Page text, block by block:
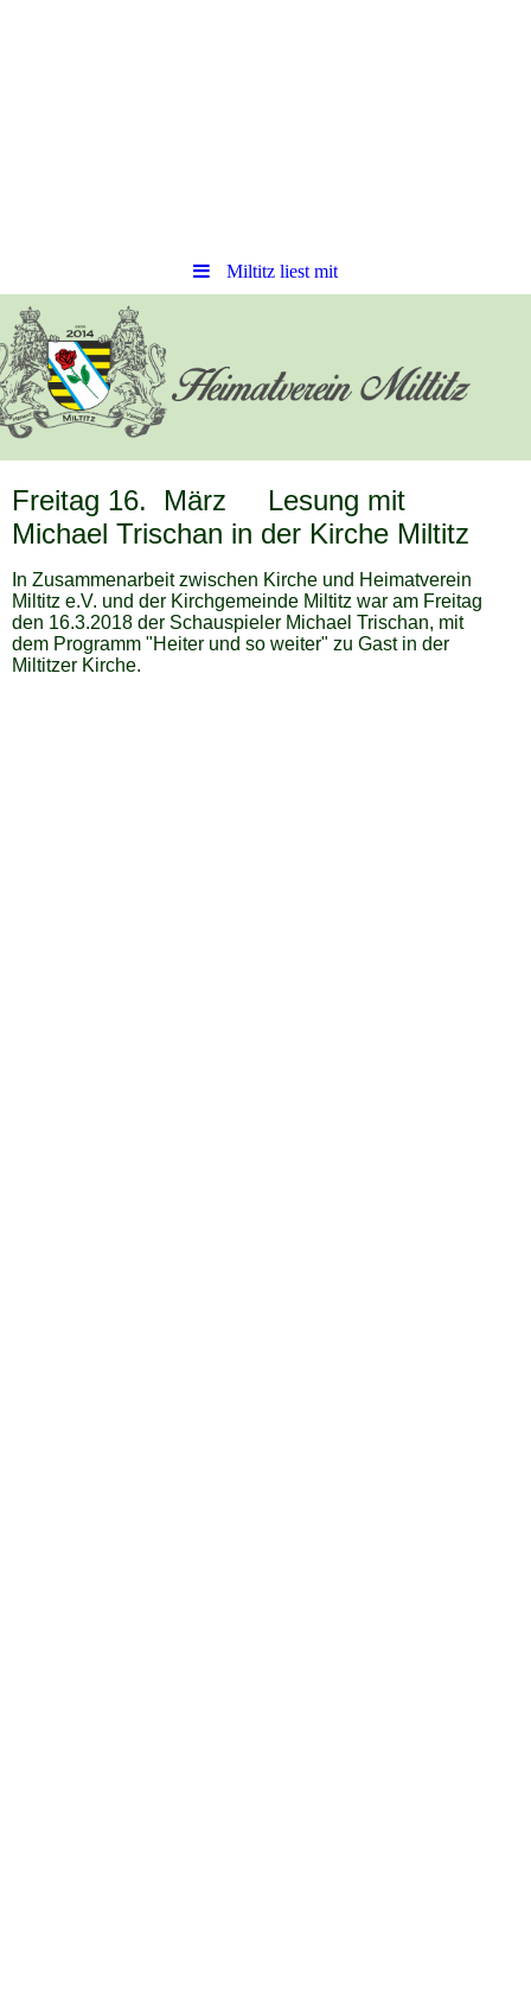
Miltitz liest mit
Freitag 16. März Lesung mit
Michael Trischan in der Kirche Miltitz
In Zusammenarbeit zwischen Kirche und Heimatverein
Miltitz e.V. und der Kirchgemeinde Miltitz war am Freitag
den 16.3.2018 der Schauspieler Michael Trischan, mit
dem Programm "Heiter und so weiter" zu Gast in der
Miltitzer Kirche.